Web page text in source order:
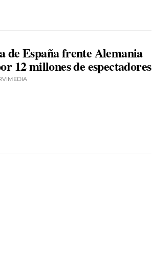
de España frente Alemania
12 millones de espectadores